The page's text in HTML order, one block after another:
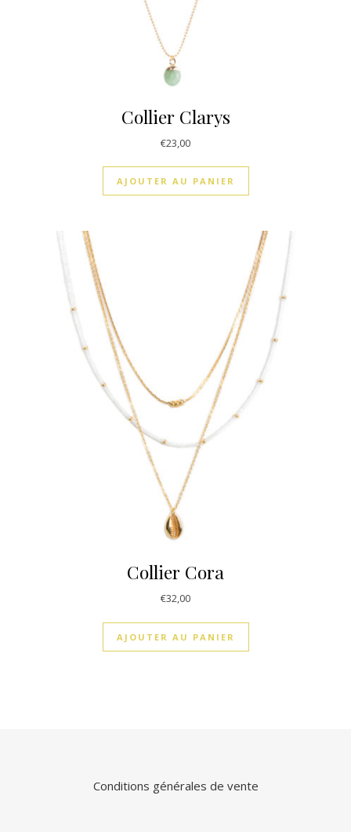
Collier Clarys
€23,00
AJOUTER AU PANIER
Collier Cora
€32,00
AJOUTER AU PANIER
Conditions générales de vente